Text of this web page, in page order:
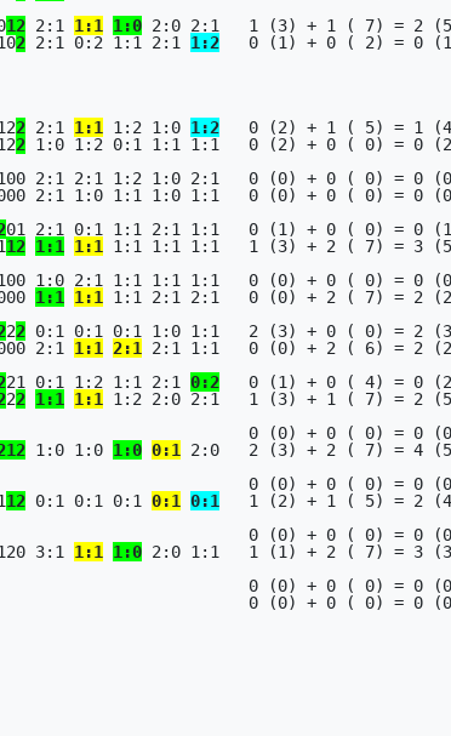
12 2:1 1:1 1:0 2:0 2:1   1 (3) + 1 ( 7) = 2
2 2:1 0:2 1:1 2:1 1:2
0 (1) + 0 ( 2) = 0
2 2:1 1:1 1:2 1:0 1:2
0 (2) + 1 ( 5) = 1
2 1:0 1:2 0:1 1:1 1:1   0 (2) + 0 ( 0) = 0
2:1 2:1 1:2 1:0 2:1   0 (0) + 0 ( 0) = 0
2:1 1:0 1:1 1:0 1:1   0 (0) + 0 ( 0) = 0
01 2:1 0:1 1:1 2:1 1:1   0 (1) + 0 ( 0) = 0
12 1:1 1:1
1:1 1:1 1:1   1 (3) + 2 ( 7) = 3
1:0 2:1 1:1 1:1 1:1   0 (0) + 0 ( 0) = 0
1:1 1:1
1:1 2:1 2:1   0 (0) + 2 ( 7) = 2
22 0:1 0:1 0:1 1:0 1:1   2 (3) + 0 ( 0) = 2
2:1 1:1 2:1
2:1 1:1   0 (0) + 2 ( 6) = 2
21 0:1 1:2 1:1 2:1 0:2
0 (1) + 0 ( 4) = 0
22 1:1 1:1
1:2 2:0 2:1   1 (3) + 1 ( 7) = 2
12 1:0 1:0 1:0 0:1
2:0   2 (3) + 2 ( 7) = 4
12 0:1 0:1 0:1 0:1 0:1
1 (2) + 1 ( 5) = 2
3:1 1:1 1:0 2:0 1:1   1 (1) + 2 ( 7) = 3